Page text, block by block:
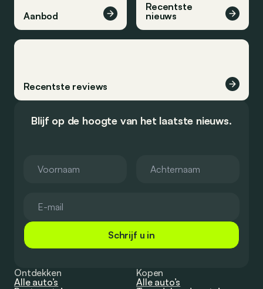
Aanbod
Recentste
nieuws
Recentste reviews
Blijf op de hoogte van het laatste nieuws.
Schrijf u in
Ontdekken
Alle auto’s
Kopen
Alle auto’s